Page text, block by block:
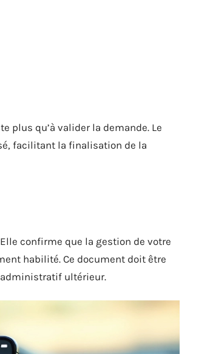
plus qu’à valider la demande. Le
facilitant la finalisation de la
confirme que la gestion de votre
habilité. Ce document doit être
administratif ultérieur.